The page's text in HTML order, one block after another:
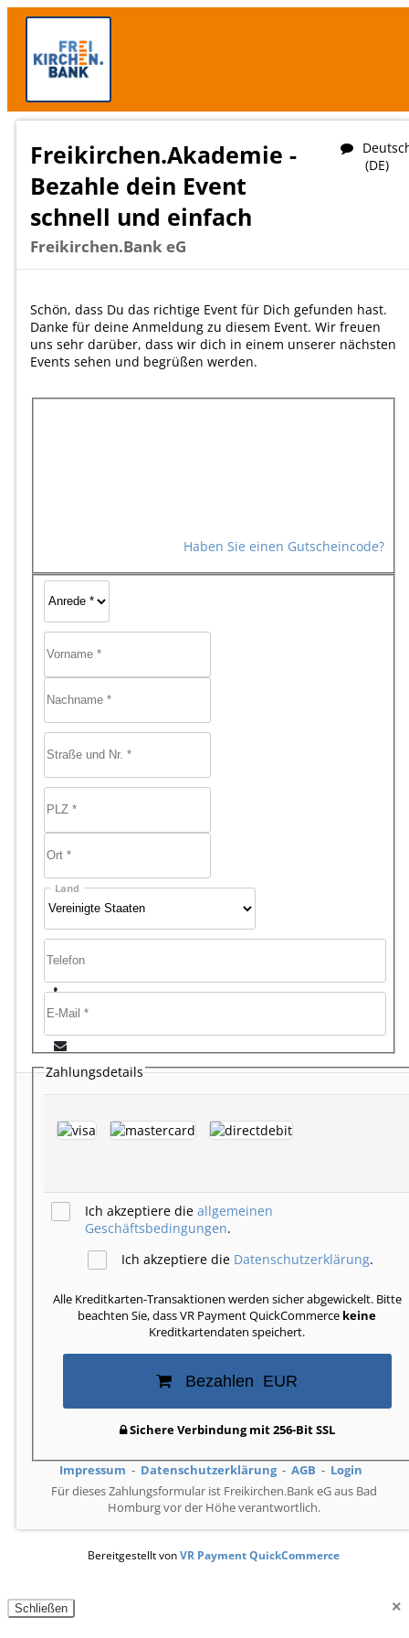
Freikirchen.Akademie -
Bezahle dein Event
schnell und einfach
Freikirchen.Bank eG
(DE)
Schön, dass Du das richtige Event für Dich gefunden hast.
Danke für deine Anmeldung zu diesem Event. Wir freuen
uns sehr darüber, dass wir dich in einem unserer nächsten
Events sehen und begrüßen werden.
Haben Sie einen Gutscheincode?
Land
Zahlungsdetails
Ich akzeptiere die allgemeinen
Geschäftsbedingungen.
Ich akzeptiere die Datenschutzerklärung.
Alle Kreditkarten-Transaktionen werden sicher abgewickelt. Bitte
beachten Sie, dass VR Payment QuickCommerce keine
Kreditkartendaten speichert.
Bezahlen EUR
Sichere Verbindung mit 256-Bit SSL
Impressum Datenschutzerklärung AGB
Login
Für dieses Zahlungsformular ist Freikirchen.Bank eG aus Bad
Homburg vor der Höhe verantwortlich.
Bereitgestellt vonVR Payment QuickCommerce
×
Schließen